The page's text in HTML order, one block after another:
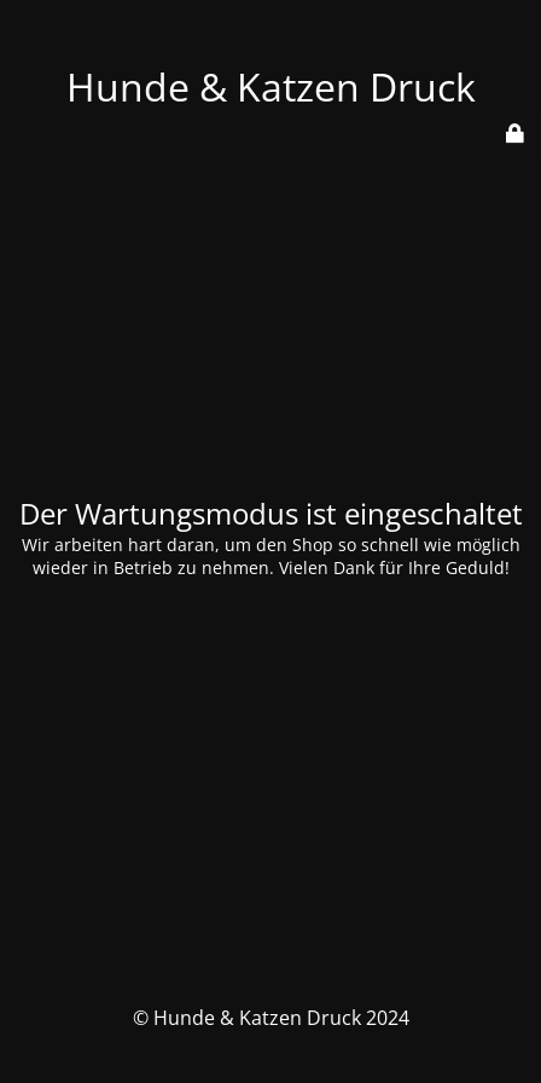
Hunde & Katzen Druck
Der Wartungsmodus ist eingeschaltet
Wir arbeiten hart daran, um den Shop so schnell wie möglich
wieder in Betrieb zu nehmen. Vielen Dank für Ihre Geduld!
© Hunde & Katzen Druck 2024